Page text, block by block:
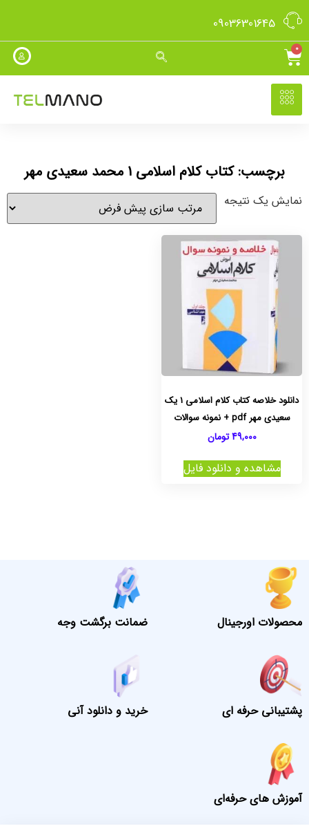
09036301645
0
برچسب: کتاب کلام اسلامی 1 محمد سعیدی مهر
نمایش یک نتیجه
دانلود خلاصه کتاب کلام اسلامی 1 یک
سعیدی مهر pdf + نمونه سوالات
49,000 تومان
مشاهده و دانلود فایل
محصولات اورجینال ضمانت برگشت وجه
پشتیبانی حرفه ای خرید و دانلود آنی
آموزش های حرفه‌ای